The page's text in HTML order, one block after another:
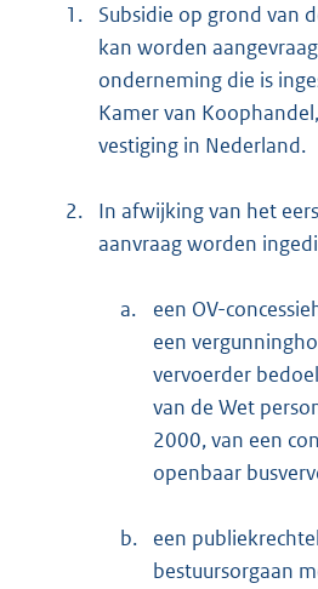
1.
Subsidie op grond van
kan worden
onderneming die is
Kamer van
vestiging in Nederland.
2.
In afwijking van het
aanvraag worden
a.
een OV-
een
vervoerder
van de Wet
2000, van een
openbaar
b.
een
bestuursorgaan